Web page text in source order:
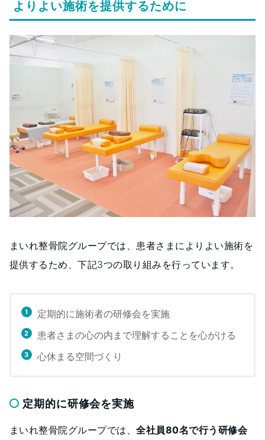
よりよい施術を提供するために
まいれ整骨院グループでは、患者さまによりよい施術を
提供するため、下記3つの取り組みを行っています。
定期的に施術者の研修会を実施
患者さまの心の内まで理解することを心がける
心休まる空間づくり
定期的に研修会を実施
まいれ整骨院グループでは、全社員80名で行う研修会